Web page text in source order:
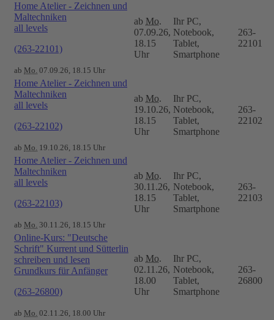
Home Atelier - Zeichnen und
Maltechniken
all levels
(263-22101)
ab Mo. 07.09.26, 18.15 Uhr
ab Mo.
07.09.26,
18.15
Uhr
Ihr PC,
Notebook,
Tablet,
Smartphone
263-
22101
Home Atelier - Zeichnen und
Maltechniken
all levels
(263-22102)
ab Mo. 19.10.26, 18.15 Uhr
ab Mo.
19.10.26,
18.15
Uhr
Ihr PC,
Notebook,
Tablet,
Smartphone
263-
22102
Home Atelier - Zeichnen und
Maltechniken
all levels
(263-22103)
ab Mo. 30.11.26, 18.15 Uhr
ab Mo.
30.11.26,
18.15
Uhr
Ihr PC,
Notebook,
Tablet,
Smartphone
263-
22103
Online-Kurs: "Deutsche
Schrift" Kurrent und Sütterlin
schreiben und lesen
Grundkurs für Anfänger
(263-26800)
ab Mo. 02.11.26, 18.00 Uhr
ab Mo.
02.11.26,
18.00
Uhr
Ihr PC,
Notebook,
Tablet,
Smartphone
263-
26800